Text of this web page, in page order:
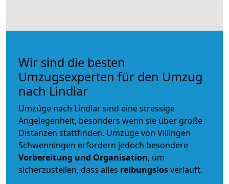
Wir sind die besten
Umzugsexperten für den Umzug
nach Lindlar
Umzüge nach Lindlar sind eine stressige
Angelegenheit, besonders wenn sie über große
Distanzen stattfinden. Umzüge von Villingen
Schwenningen erfordern jedoch besondere
Vorbereitung und Organisation, um
sicherzustellen, dass alles reibungslosverläuft.